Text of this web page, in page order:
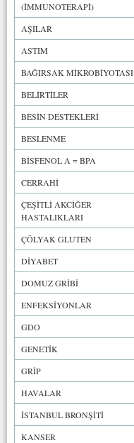
(İMMUNOTERAPİ)
AŞILAR
ASTIM
BAĞIRSAK MİKROBİYOTASI
BELİRTİLER
BESİN DESTEKLERİ
BESLENME
BİSFENOL A = BPA
CERRAHİ
ÇEŞİTLİ AKCİĞER
HASTALIKLARI
ÇÖLYAK GLUTEN
DİYABET
DOMUZ GRİBİ
ENFEKSİYONLAR
GDO
GENETİK
GRİP
HAVALAR
İSTANBUL BRONŞİTİ
KANSER